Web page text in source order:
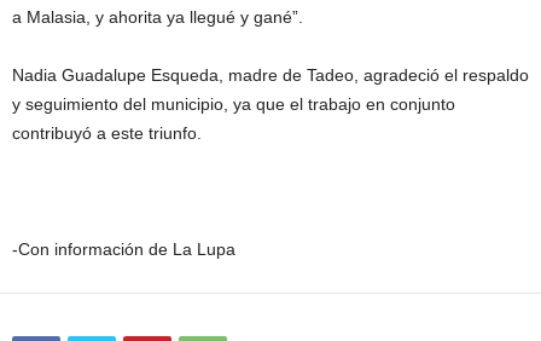
a Malasia, y ahorita ya llegué y gané”.
Nadia Guadalupe Esqueda, madre de Tadeo, agradeció el respaldo
y seguimiento del municipio, ya que el trabajo en conjunto
contribuyó a este triunfo.
-Con información de La Lupa